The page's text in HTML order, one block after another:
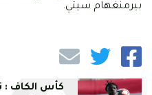
بيرمنغهام سيتي.
كأس الكاف :